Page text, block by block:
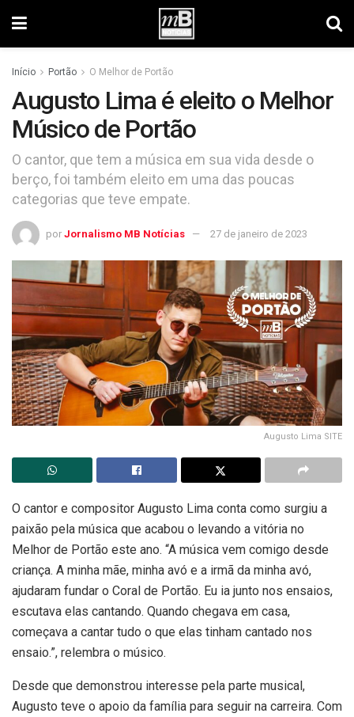
Início Portão O Melhor de Portão
Augusto Lima é eleito o Melhor
Músico de Portão
O cantor, que tem a música em sua vida desde o
berço, foi também eleito em uma das poucas
categorias que teve empate.
por Jornalismo MB Notícias 27 de janeiro de 2023
Augusto Lima SITE
O cantor e compositor Augusto Lima conta como surgiu a
paixão pela música que acabou o levando a vitória no
Melhor de Portão este ano. “A música vem comigo desde
criança. A minha mãe, minha avó e a irmã da minha avó,
ajudaram fundar o Coral de Portão. Eu ia junto nos ensaios,
escutava elas cantando. Quando chegava em casa,
começava a cantar tudo o que elas tinham cantado nos
ensaio.”, relembra o músico.
Desde que demonstrou interesse pela parte musical,
Augusto teve o apoio da família para seguir na carreira. Com